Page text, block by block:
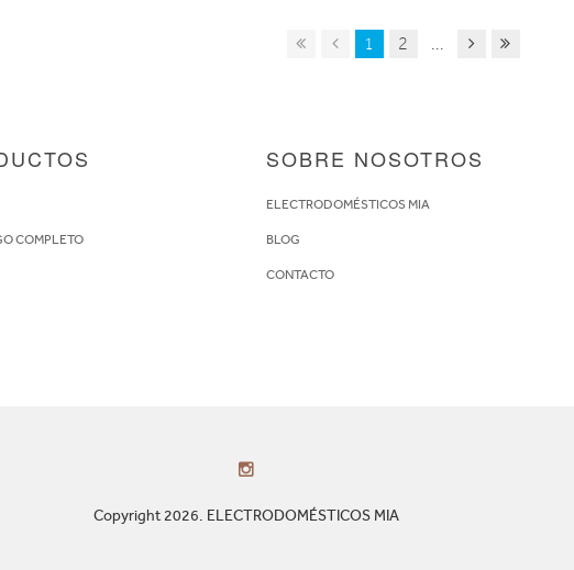
1 2 ...
COMPLETO
SOBRE NOSOTROS
ELECTRODOMÉSTICOS MIA
BLOG
CONTACTO
Copyright 2026. ELECTRODOMÉSTICOS MIA